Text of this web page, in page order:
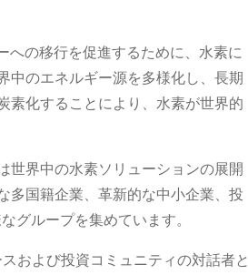
への移行を促進するために、水素に
中のエネルギー源を多様化し、長期
素化することにより、水素が世界的
世界中の水素ソリューションの展開
多国籍企業、革新的な中小企業、投
グループを集めています。
および投資コミュニティの対話者と